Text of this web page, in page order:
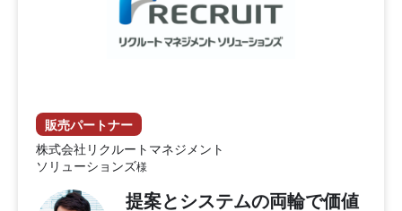
販売パートナー
株式会社リクルートマネジメント
ソリューションズ
提案とシステムの両輪で価値